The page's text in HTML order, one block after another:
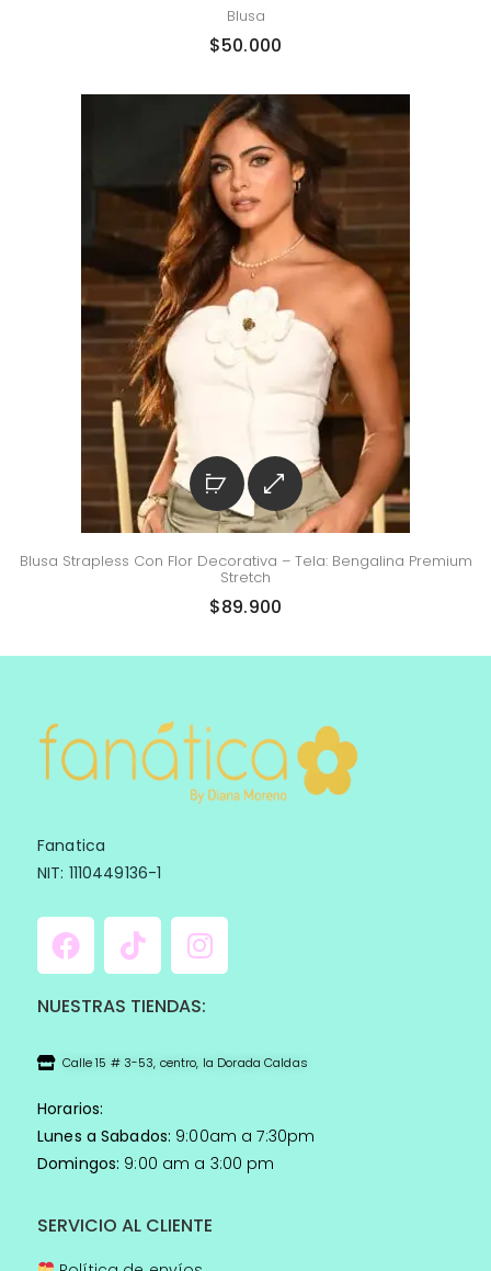
Blusa
$50.000
Blusa Strapless Con Flor Decorativa – Tela: Bengalina Premium
Stretch
$89.900
Fanatica
NIT: 1110449136-1
NUESTRAS TIENDAS:
Calle 15 # 3-53, centro, la Dorada Caldas
Horarios:
Lunes a Sabados: 9:00am a 7:30pm
Domingos: 9:00 am a 3:00 pm
SERVICIO AL CLIENTE